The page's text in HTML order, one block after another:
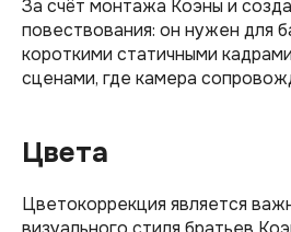
За счёт монтажа Коэны и
повествования: он нужен для
короткими статичными
сценами, где камера
Цвета
Цветокоррекция является